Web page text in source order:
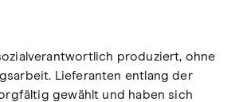
produziert, ohne
Lieferanten entlang der
gewählt und haben sich